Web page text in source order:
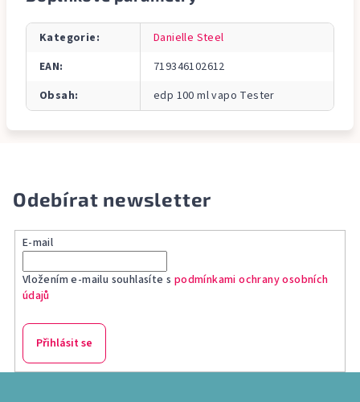
Kategorie:
Danielle Steel
EAN:
719346102612
Obsah: edp 100 ml vapo Tester
Odebírat newsletter
E-mail
Vložením e-mailu souhlasíte s podmínkami ochrany osobních
údajů
Přihlásit se